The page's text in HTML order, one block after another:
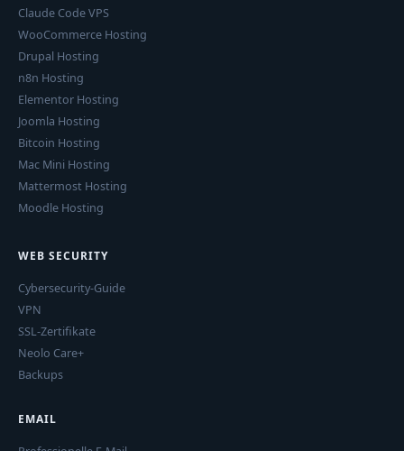
Claude Code VPS
WooCommerce Hosting
Drupal Hosting
n8n Hosting
Elementor Hosting
Joomla Hosting
Bitcoin Hosting
Mac Mini Hosting
Mattermost Hosting
Moodle Hosting
WEB SECURITY
Cybersecurity-Guide
VPN
SSL-Zertifikate
Neolo Care+
Backups
EMAIL